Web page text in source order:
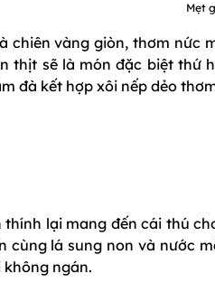
Mẹt
chiên vàng giòn, thơm nức
thịt sẽ là món đặc biệt thứ
đà kết hợp xôi nếp dẻo
thính lại mang đến cái thú
cùng lá sung non và nước
không ngán.